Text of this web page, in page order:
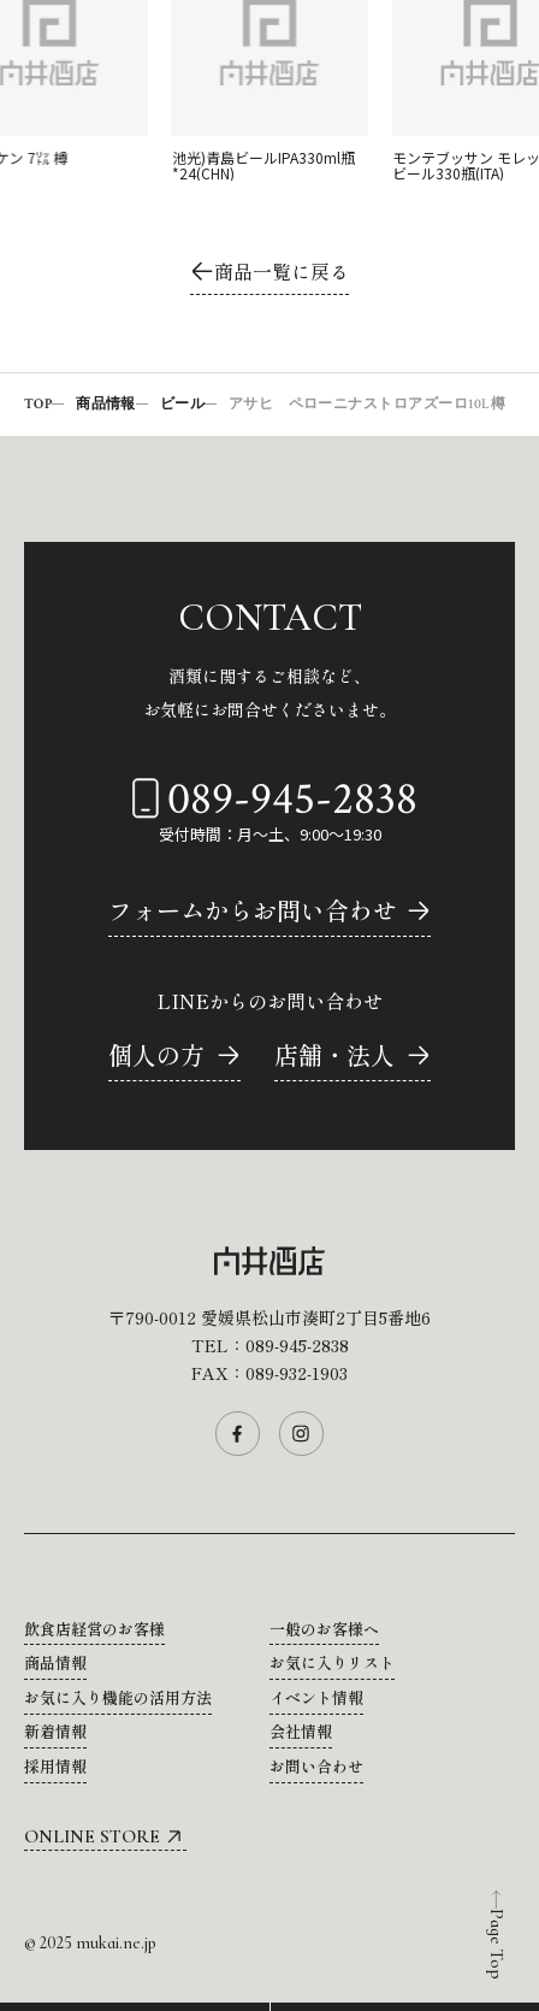
ン 7㍑ 樽 池光)青島ビールIPA330ml瓶
*24(CHN)
モンテブッサン モレ
ビール330瓶(ITA)
商品一覧に戻る
TOP 商品情報 ビール アサヒ ペローニナストロアズーロ10L樽
Page Top
CONTACT
酒類に関するご相談など、
お気軽にお問合せくださいませ。
089-945-2838
受付時間：月～土、9:00～19:30
フォームからお問い合わせ
LINEからのお問い合わせ
個人の方 店舗・法人
〒790-0012 愛媛県松山市湊町2丁目5番地6
TEL： 089-945-2838
FAX：089-932-1903
飲食店経営のお客様
一般のお客様へ
商品情報
お気に入りリスト
お気に入り機能の活用方法
イベント情報
新着情報
会社情報
採用情報
お問い合わせ
ONLINE STORE
© 2025 mukai.ne.jp